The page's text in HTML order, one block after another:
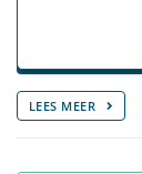
LEES MEER